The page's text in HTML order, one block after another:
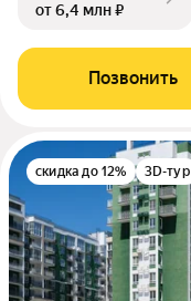
от 6,4 млн ₽
Позвонить
скидка до 12% 3D-тур